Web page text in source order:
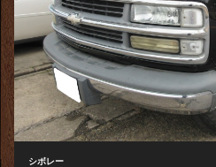
シボレー